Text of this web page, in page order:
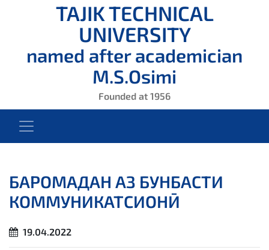
TAJIK TECHNICAL
UNIVERSITY
named after academician
M.S.Osimi
Founded at 1956
БАРОМАДАН АЗ БУНБАСТИ
КОММУНИКАТСИОНӢ
19.04.2022